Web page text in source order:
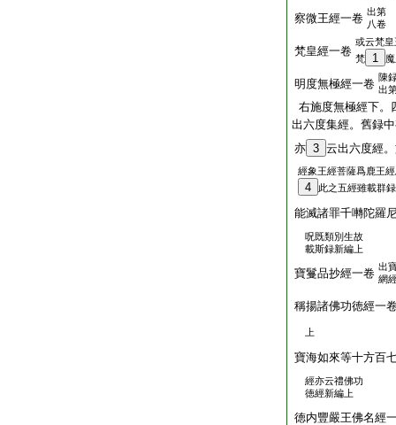
察微王經一卷 出第
八卷
梵皇經一卷
或云梵
梵
1
明度無極經一卷 陳
出
右施度無極經下。
出六度集經。舊録
亦 3 云出六度經
經象王經菩薩爲鹿王
4 此之五經雖載群
能滅諸罪千囀陀羅
呪既類別生故
載斯録新編上
寶鬘品抄經一卷 出
網
稱揚諸佛功徳經一
上
寶海如來等十方百
經亦云禮佛功
徳經新編上
徳内豐嚴王佛名經